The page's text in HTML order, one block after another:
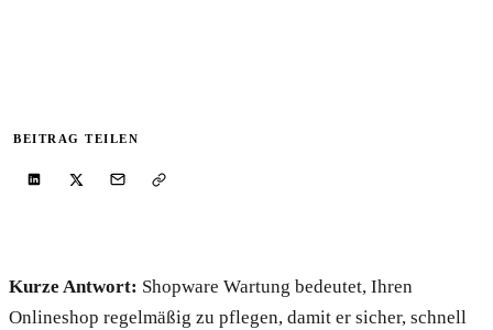
BEITRAG TEILEN
Kurze Antwort: Shopware Wartung bedeutet, Ihren
Onlineshop regelmäßig zu pflegen, damit er sicher, schnell